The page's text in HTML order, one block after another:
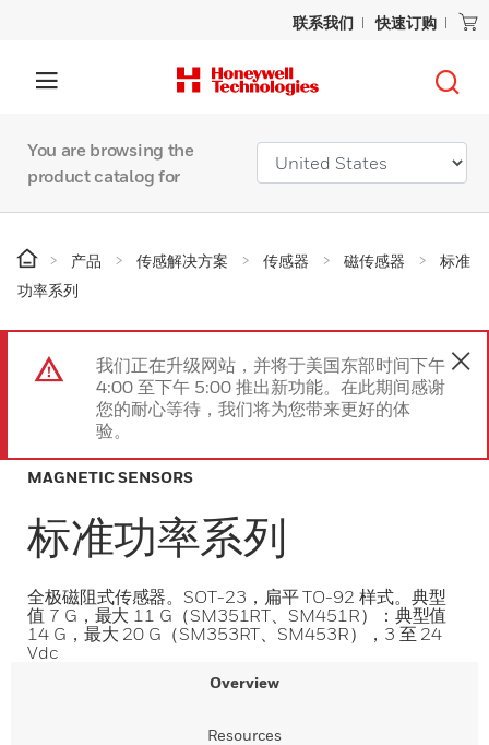
联系我们 快速订购
You are browsing the
product catalog for
产品 传感解决方案 传感器 磁传感器
标准
功率系列
我们正在升级网站，并将于美国东部时间下午
4:00 至下午 5:00 推出新功能。在此期间感谢
您的耐心等待，我们将为您带来更好的体
验。
MAGNETIC SENSORS
标准功率系列
全极磁阻式传感器。SOT-23，扁平 TO-92 样式。典型
值 7 G，最大 11 G（SM351RT、SM451R）：典型值
14 G，最大 20 G（SM353RT、SM453R），3 至 24
Vdc
Overview
Resources